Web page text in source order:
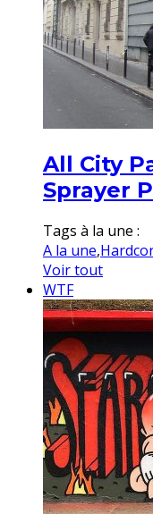
All City
Sprayer
Tags à la une :
A la une,
Voir tout
WTF